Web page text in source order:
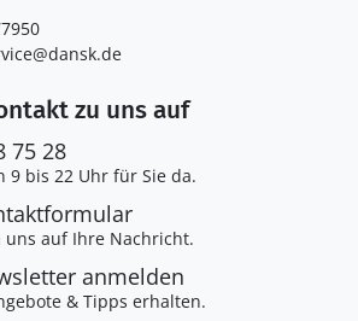
zu uns auf
75 28
9 bis 22 Uhr für Sie da.
auf Ihre Nachricht.
anmelden
& Tipps erhalten.